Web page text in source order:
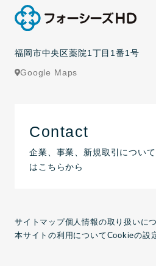
サイトマップ個人情報の取り扱いに
本サイトの利用についてCookieの設
福岡市中央区薬院1丁目1番1号
Google Maps
Contact
企業、事業、新規取引について
はこちらから